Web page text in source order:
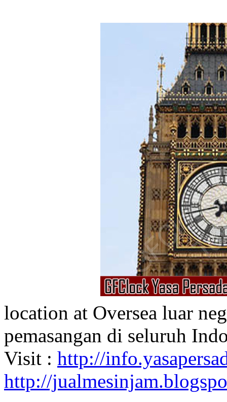
location at Oversea luar
pemasangan di seluruh
Visit : http://
http://